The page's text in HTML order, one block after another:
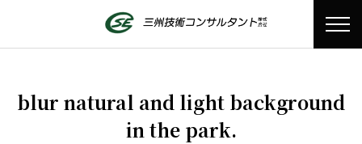
blur natural and light background
in the park.